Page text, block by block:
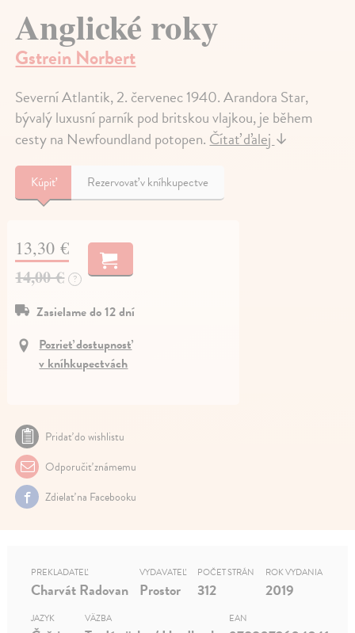
Anglické roky
Gstrein Norbert
Severní Atlantik, 2. červenec 1940. Arandora Star,
bývalý luxusní parník pod britskou vlajkou, je během
cesty na Newfoundland potopen. Čítať ďalej ↓
Kúpiť Rezervovať v kníhkupectve
13,30 €
14,00 € ?
Zasielame do 12 dní
Pozrieť dostupnosť
v kníhkupectvách
Pridať do wishlistu
Odporučiť známemu
Zdielať na Facebooku
PREKLADATEĽ
Charvát Radovan
VYDAVATEĽ
Prostor
POČET STRÁN
312
ROK VYDANIA
2019
JAZYK VÄZBA EAN